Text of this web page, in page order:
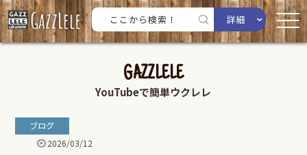
詳細
GAZZLELE
YouTubeで簡単ウクレレ
ブログ
2026/03/12